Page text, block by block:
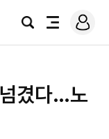
검
전
로
그
겼다…노